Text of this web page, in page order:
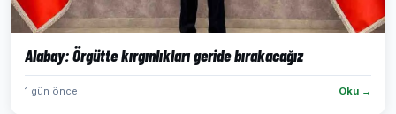
Alabay: Örgütte kırgınlıkları geride bırakacağız
1 gün önce Oku →